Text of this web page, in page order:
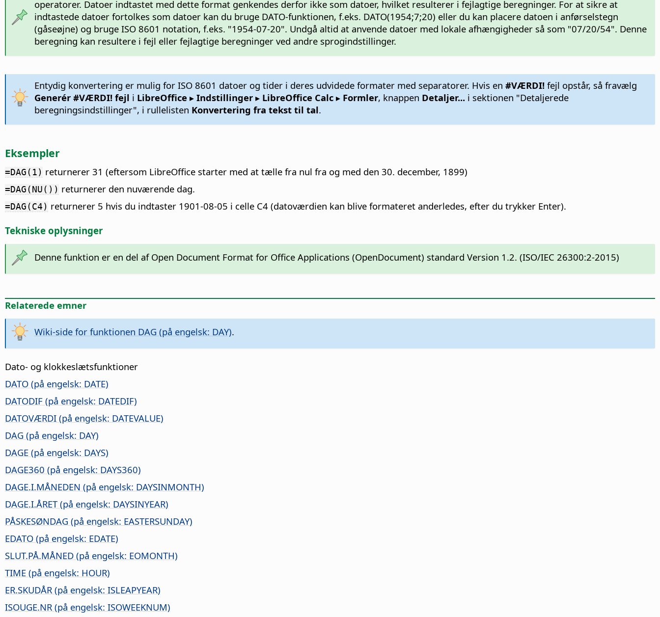
operatorer. Datoer indtastet med dette format genkendes derfor ikke som datoer, hvilket resulterer i fejlagtige beregninger. For at sikre at
indtastede datoer fortolkes som datoer kan du bruge DATO-funktionen, f.eks. DATO(1954;7;20) eller du kan placere datoen i anførselstegn
(gåseøjne) og bruge ISO 8601 notation, f.eks. "1954-07-20". Undgå altid at anvende datoer med lokale afhængigheder så som "07/20/54". Denne
beregning kan resultere i fejl eller fejlagtige beregninger ved andre sprogindstillinger.
Entydig konvertering er mulig for ISO 8601 datoer og tider i deres udvidede formater med separatorer. Hvis en #VÆRDI!fejl opstår, så fravælg
Generér #VÆRDI! fejl i LibreOffice ▸ Indstillinger ▸ LibreOffice Calc ▸ Formler, knappen Detaljer...i sektionen "Detaljerede
beregningsindstillinger", i rullelisten Konvertering fra tekst til tal.
Eksempler
=DAG(1) returnerer 31 (eftersom LibreOffice starter med at tælle fra nul fra og med den 30. december, 1899)
=DAG(NU()) returnerer den nuværende dag.
=DAG(C4) returnerer 5 hvis du indtaster 1901-08-05 i celle C4 (datoværdien kan blive formateret anderledes, efter du trykker Enter).
Tekniske oplysninger
Denne funktion er en del af Open Document Format for Office Applications (OpenDocument) standard Version 1.2. (ISO/IEC 26300:2-2015)
Relaterede emner
Wiki-side for funktionen DAG (på engelsk: DAY).
Dato- og klokkeslætsfunktioner
DATO (på engelsk: DATE)
DATODIF (på engelsk: DATEDIF)
DATOVÆRDI (på engelsk: DATEVALUE)
DAG (på engelsk: DAY)
DAGE (på engelsk: DAYS)
DAGE360 (på engelsk: DAYS360)
DAGE.I.MÅNEDEN (på engelsk: DAYSINMONTH)
DAGE.I.ÅRET (på engelsk: DAYSINYEAR)
PÅSKESØNDAG (på engelsk: EASTERSUNDAY)
EDATO (på engelsk: EDATE)
SLUT.PÅ.MÅNED (på engelsk: EOMONTH)
TIME (på engelsk: HOUR)
ER.SKUDÅR (på engelsk: ISLEAPYEAR)
ISOUGE.NR (på engelsk: ISOWEEKNUM)